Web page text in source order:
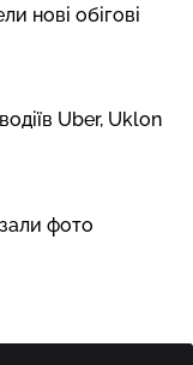
нові обігові
Uber, Uklon
фото